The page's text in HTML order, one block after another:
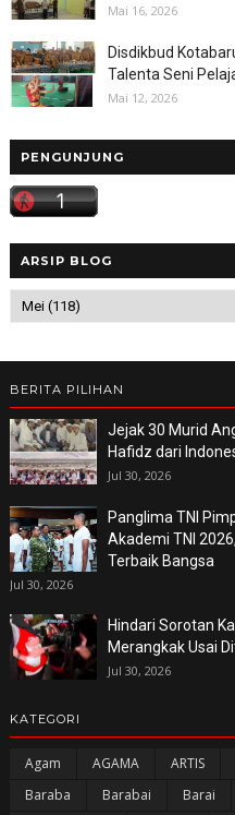
Mai 16, 2026
Disdikbud
Talenta Seni
Mai 12, 2026
PENGUNJUNG
ARSIP BLOG
BERITA PILIHAN
Jejak 30 Murid
Hafidz dari
Jul 30, 2026
Panglima TNI
Akademi TNI
Terbaik Bangsa
Jul 30, 2026
Hindari Sorotan
Merangkak Usai
Jul 30, 2026
KATEGORI
Agam AGAMA ARTIS
Baraba
Barabai Barai